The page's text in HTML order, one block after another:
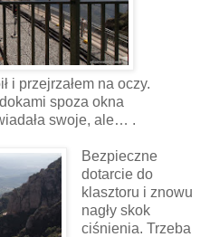
i przejrzałem na oczy.
spoza okna
swoje, ale… .
Bezpieczne
dotarcie do
klasztoru i znowu
nagły skok
ciśnienia. Trzeba